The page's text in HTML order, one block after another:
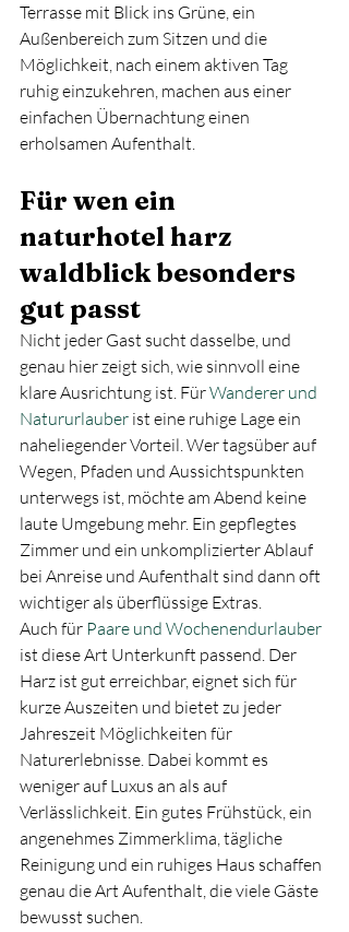
Terrasse mit Blick ins Grüne, ein
Außenbereich zum Sitzen und die
Möglichkeit, nach einem aktiven Tag
ruhig einzukehren, machen aus einer
einfachen Übernachtung einen
erholsamen Aufenthalt.
Für wen ein
naturhotel harz
waldblick besonders
gut passt
Nicht jeder Gast sucht dasselbe, und
genau hier zeigt sich, wie sinnvoll eine
klare Ausrichtung ist. Für Wanderer und
Natururlauber ist eine ruhige Lage ein
naheliegender Vorteil. Wer tagsüber auf
Wegen, Pfaden und Aussichtspunkten
unterwegs ist, möchte am Abend keine
laute Umgebung mehr. Ein gepflegtes
Zimmer und ein unkomplizierter Ablauf
bei Anreise und Aufenthalt sind dann oft
wichtiger als überflüssige Extras.
Auch für Paare und Wochenendurlauber
ist diese Art Unterkunft passend. Der
Harz ist gut erreichbar, eignet sich für
kurze Auszeiten und bietet zu jeder
Jahreszeit Möglichkeiten für
Naturerlebnisse. Dabei kommt es
weniger auf Luxus an als auf
Verlässlichkeit. Ein gutes Frühstück, ein
angenehmes Zimmerklima, tägliche
Reinigung und ein ruhiges Haus schaffen
genau die Art Aufenthalt, die viele Gäste
bewusst suchen.